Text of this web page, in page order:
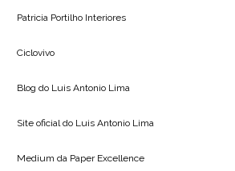
Patricia Portilho Interiores
Ciclovivo
Blog do Luis Antonio Lima
Site oficial do Luis Antonio Lima
Medium da Paper Excellence